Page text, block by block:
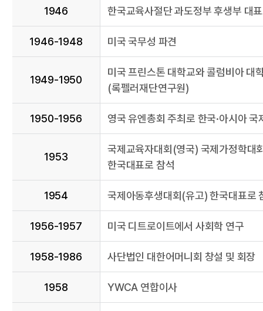
1946 한국교육사절단 과도정부 후생부 대
1946-1948 미국 국무성 파견
1949-1950
미국 프린스톤 대학교와 콜럼비아 대
(록펠러재단연구원)
1950-1956 영국 유엔총회 주최로 한국·아시아
1953
국제교육자대회(영국) 국제가정학대
한국대표로 참석
1954 국제아동후생대회(유고) 한국대표로
1956-1957 미국 디트로이트에서 사회학 연구
1958-1986 사단법인 대한어머니회 창설 및 회장
1958 YWCA 연합이사